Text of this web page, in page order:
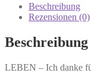
Beschreibung
Rezensionen (0)
Beschreibung
LEBEN – Ich danke